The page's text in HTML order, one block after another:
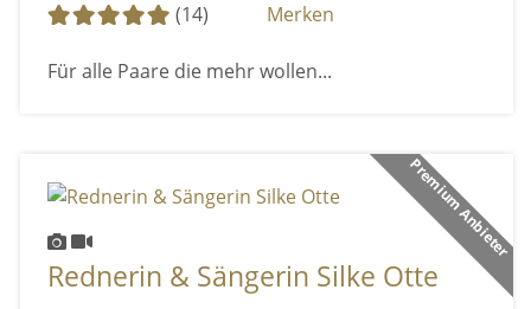
(14)
Merken
Für alle Paare die mehr wollen...
Premium Anbieter
Rednerin & Sängerin Silke Otte